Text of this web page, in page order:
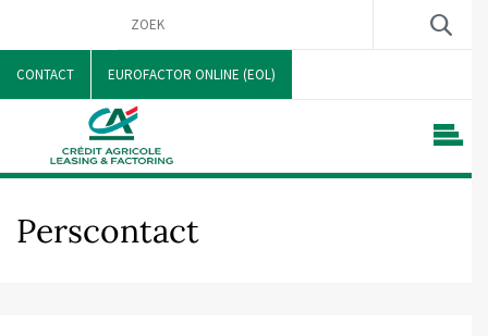
CONTACT EUROFACTOR ONLINE (EOL)
Perscontact